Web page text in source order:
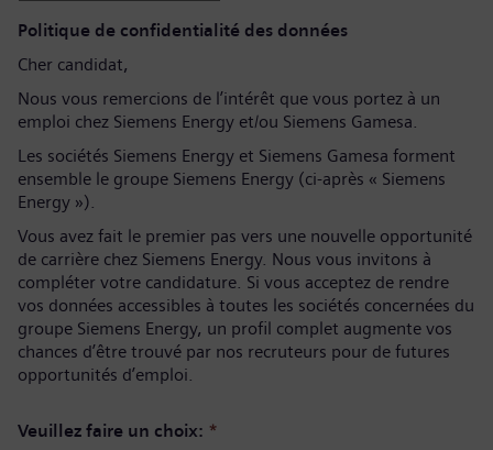
Politique de confidentialité des données
Cher candidat,
Nous vous remercions de l’intérêt que vous portez à un
emploi chez Siemens Energy et/ou Siemens Gamesa.
Les sociétés Siemens Energy et Siemens Gamesa forment
ensemble le groupe Siemens Energy (ci-après « Siemens
Energy »).
Vous avez fait le premier pas vers une nouvelle opportunité
de carrière chez Siemens Energy. Nous vous invitons à
compléter votre candidature. Si vous acceptez de rendre
vos données accessibles à toutes les sociétés concernées du
groupe Siemens Energy, un profil complet augmente vos
chances d’être trouvé par nos recruteurs pour de futures
opportunités d’emploi.
Veuillez faire un choix: *